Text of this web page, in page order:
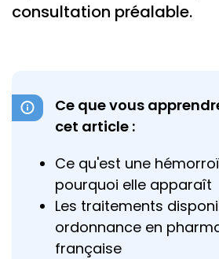
consultation préalable.
Ce que vous
cet article :
Ce qu'est une
pourquoi elle apparaît
Les traitements
ordonnance en
française